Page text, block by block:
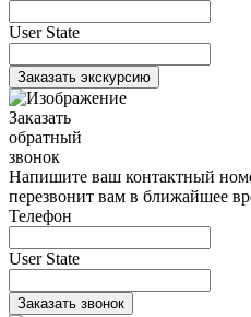
User State
Заказать
обратный
звонок
Напишите ваш контактный
перезвонит вам в ближайшее
Телефон
User State